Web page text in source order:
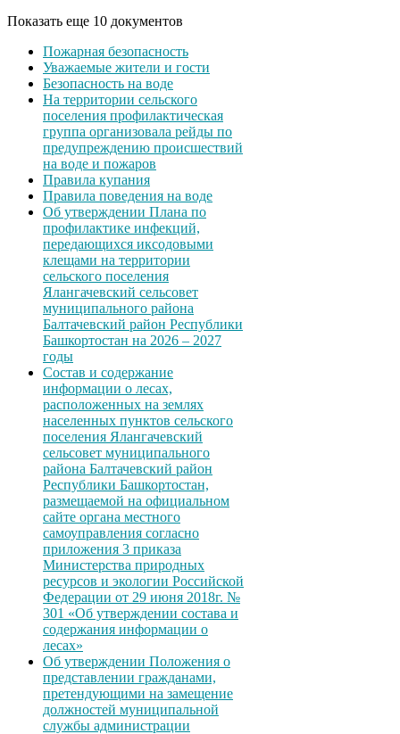
Показать еще 10 документов
Пожарная безопасность
Уважаемые жители и гости
Безопасность на воде
На территории сельского
поселения профилактическая
группа организовала рейды по
предупреждению происшествий
на воде и пожаров
Правила купания
Правила поведения на воде
Об утверждении Плана по
профилактике инфекций,
передающихся иксодовыми
клещами на территории
сельского поселения
Ялангачевский сельсовет
муниципального района
Балтачевский район Республики
Башкортостан на 2026 – 2027
годы
Состав и содержание
информации о лесах,
расположенных на землях
населенных пунктов сельского
поселения Ялангачевский
сельсовет муниципального
района Балтачевский район
Республики Башкортостан,
размещаемой на официальном
сайте органа местного
самоуправления согласно
приложения 3 приказа
Министерства природных
ресурсов и экологии Российской
Федерации от 29 июня 2018г. №
301 «Об утверждении состава и
содержания информации о
лесах»
Об утверждении Положения о
представлении гражданами,
претендующими на замещение
должностей муниципальной
службы администрации